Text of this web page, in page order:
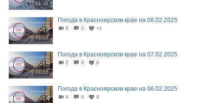
01:36
01:36
Погода в Красноярском крае на 08.02.2025
5 0 +1
01:36
Погода в Красноярском крае на 07.02.2025
2 0 0
Погода в Красноярском крае на 06.02.2025
4 0 0